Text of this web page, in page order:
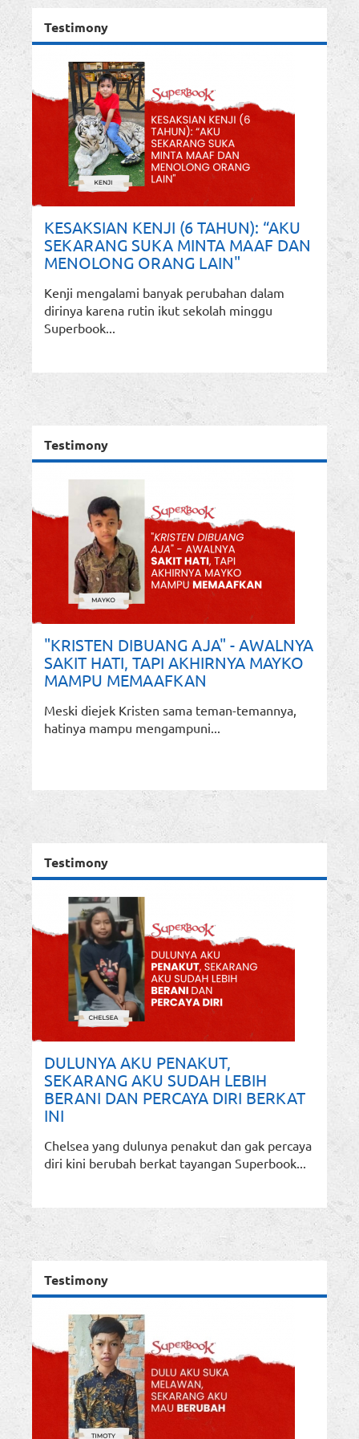
Testimony
KESAKSIAN KENJI (6 TAHUN): “AKU
SEKARANG SUKA MINTA MAAF DAN
MENOLONG ORANG LAIN"
Kenji mengalami banyak perubahan dalam
dirinya karena rutin ikut sekolah minggu
Superbook...
Testimony
"KRISTEN DIBUANG AJA" - AWALNYA
SAKIT HATI, TAPI AKHIRNYA MAYKO
MAMPU MEMAAFKAN
Meski diejek Kristen sama teman-temannya,
hatinya mampu mengampuni...
Testimony
DULUNYA AKU PENAKUT,
SEKARANG AKU SUDAH LEBIH
BERANI DAN PERCAYA DIRI BERKAT
INI
Chelsea yang dulunya penakut dan gak percaya
diri kini berubah berkat tayangan Superbook...
Testimony